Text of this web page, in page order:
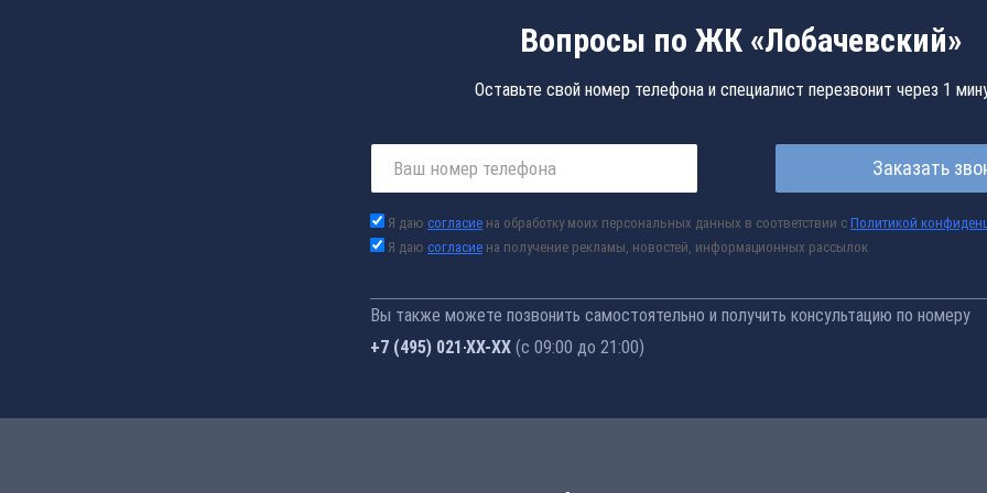
Вопросы по ЖК «Лобачевский»
Оставьте свой номер телефона и специалист перезвонит через 1
Заказать
Я даю согласие на обработку моих персональных данных в соответствии с Политикой
Я даю согласие на получение рекламы, новостей, информационных рассылок
Вы также можете позвонить самостоятельно и получить консультацию по номеру
+7 (495) 021-41-76 (с 09:00 до 21:00)